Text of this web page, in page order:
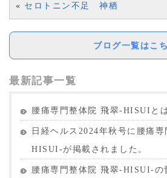
« セロトニン不足 神栖
ブログ一覧はこ
最新記事一覧
腰痛専門整体院 飛翠-HISUIと
日経ヘルス2024年秋号に腰痛
HISUI-が掲載されました。
腰痛専門整体院 飛翠-HISUI-の